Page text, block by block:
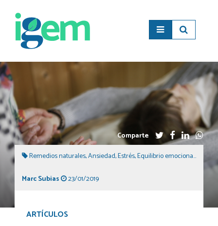
Comparte
Remedios naturales,Ansiedad,Estrés,Equilibrio emocional,
Marc Subias 23/01/2019
ARTÍCULOS